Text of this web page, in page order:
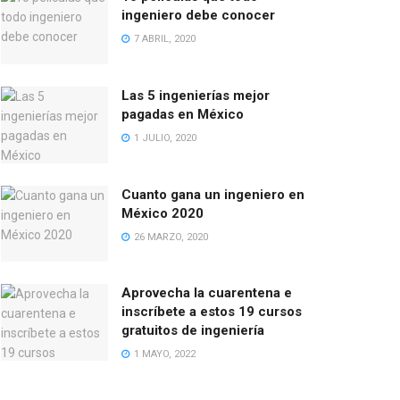
ingeniero debe conocer
7 ABRIL, 2020
Las 5 ingenierías mejor
pagadas en México
1 JULIO, 2020
Cuanto gana un ingeniero en
México 2020
26 MARZO, 2020
Aprovecha la cuarentena e
inscríbete a estos 19 cursos
gratuitos de ingeniería
1 MAYO, 2022